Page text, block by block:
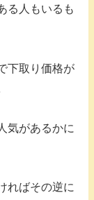
る人もいるも
下取り価格が
気があるかに
ればその逆に